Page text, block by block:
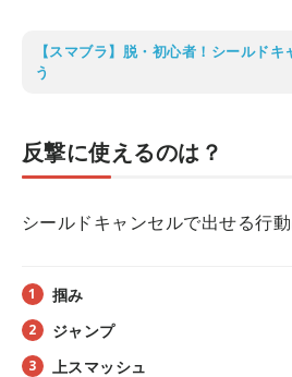
【スマブラ】脱・初心者！シールドキ
う
反撃に使えるのは？
シールドキャンセルで出せる行
掴み
ジャンプ
上スマッシュ